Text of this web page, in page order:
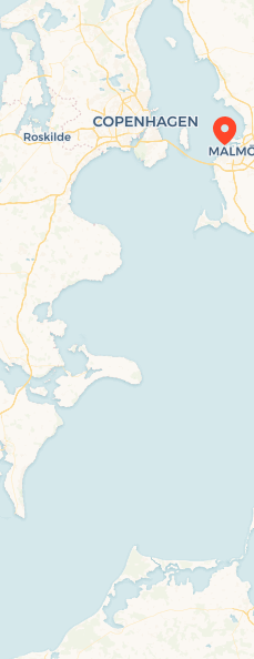
Travelers’ Map is
If you see this after your page is loaded